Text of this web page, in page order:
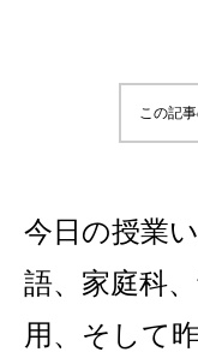
この記
今日の授業
語、家庭科
用、そして